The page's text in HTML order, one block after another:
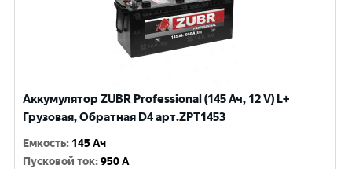
Аккумулятор ZUBR Professional (145 Ач, 12 V) L+
Грузовая, Обратная D4 арт.ZPT1453
Емкость: 145 Ач
Пусковой ток:950 A